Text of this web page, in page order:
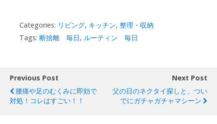
Categories: リビング, キッチン, 整理・収納
Tags: 断捨離 毎日, ルーティン 毎日
Previous Post
腰痛や足のむくみに即効で
対処！コレはすごい！！
Next Post
父の日のネクタイ探しと、つい
でにガチャガチャマシーン